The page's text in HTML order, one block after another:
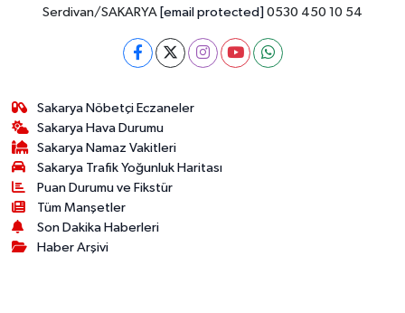
Serdivan/SAKARYA [email protected] 0530 450 10 54
Sakarya Nöbetçi Eczaneler
Sakarya Hava Durumu
Sakarya Namaz Vakitleri
Sakarya Trafik Yoğunluk Haritası
Puan Durumu ve Fikstür
Tüm Manşetler
Son Dakika Haberleri
Haber Arşivi